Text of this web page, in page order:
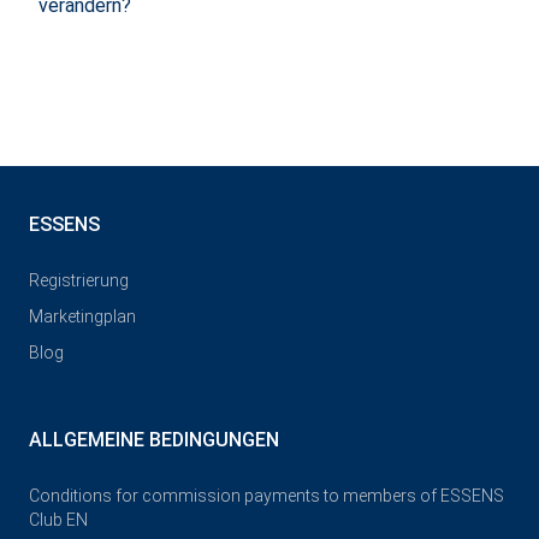
verändern?
ESSENS
Registrierung
Marketingplan
Blog
ALLGEMEINE BEDINGUNGEN
Conditions for commission payments to members of ESSENS
Club EN